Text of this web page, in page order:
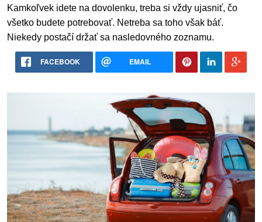
Kamkoľvek idete na dovolenku, treba si vždy ujasniť, čo
všetko budete potrebovať. Netreba sa toho však báť.
Niekedy postačí držať sa nasledovného zoznamu.
FACEBOOK EMAIL